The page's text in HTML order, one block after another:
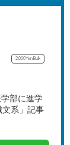
2,000YenBulk
部に進学
文系」記事